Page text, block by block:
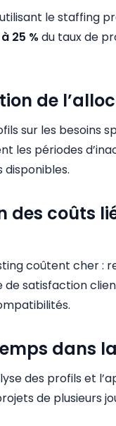
le staffing
25 % du taux de
de
sur les besoins
les périodes
des coûts
coûtent cher :
de satisfaction
dans
des profils et
de plusieurs